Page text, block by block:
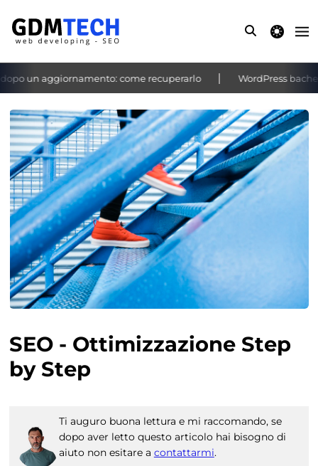
theme
un aggiornamento: come recuperarlo WordPress
‹ ›
SEO - Ottimizzazione Step
by Step
Ti auguro buona lettura e mi raccomando, se
dopo aver letto questo articolo hai bisogno di
aiuto non esitare a contattarmi.